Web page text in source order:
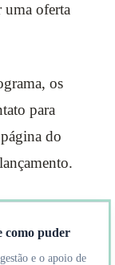
uma oferta
os
para
do
como puder
e o apoio de